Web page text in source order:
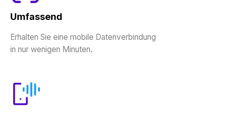
Umfassend
Erhalten Sie eine mobile Datenverbindung
in nur wenigen Minuten.